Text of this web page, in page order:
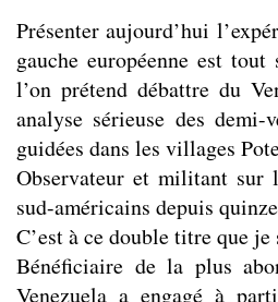
Présenter aujourd’hui
gauche européenne est
l’on prétend débattre du
analyse sérieuse des
guidées dans les villages
Observateur et militant sur
sud-américains depuis
C’est à ce doubletitreque je
Bénéficiaire de la plus
Venezuela a engagé à